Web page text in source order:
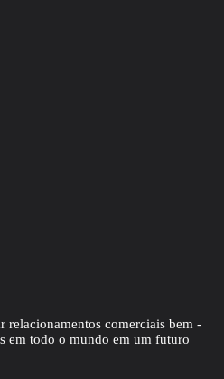
Explorando a eficiência e a durabilidade dos cintos de tempo de poliuretano
relacionamentos comerciais bem -
em todo o mundo em um futuro